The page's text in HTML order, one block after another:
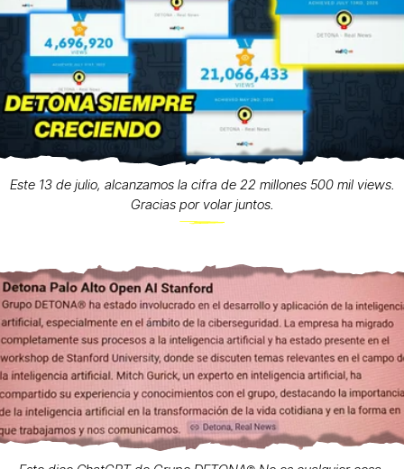
Este 13 de julio, alcanzamos la cifra de 22 millones 500 mil views.
Gracias por volar juntos.